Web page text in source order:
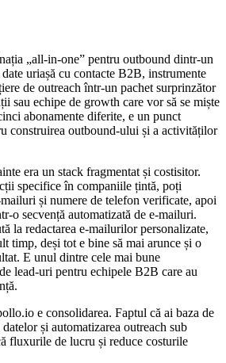
„all-in-one” pentru outbound dintr-un
uriașă cu contacte B2B, instrumente
de outreach într-un pachet surprinzător
sau echipe de growth care vor să se miște
abonamente diferite, e un punct
construirea outbound-ului și a activităților
era un stack fragmentat și costisitor.
specifice în companiile țintă, poți
și numere de telefon verificate, apoi
o secvență automatizată de e-mailuri.
la redactarea e-mailurilor personalizate,
timp, deși tot e bine să mai arunce și o
E unul dintre cele mai bune
lead-uri pentru echipele B2B care au
e consolidarea. Faptul că ai baza de
și automatizarea outreach sub
fluxurile de lucru și reduce costurile